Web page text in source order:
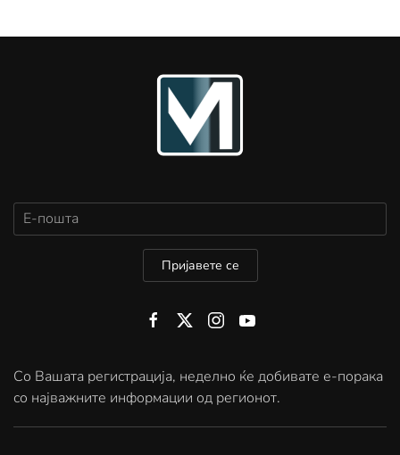
Пријавете се
Со Вашата регистрација, неделно ќе добивате е-порака
со најважните информации од регионот.